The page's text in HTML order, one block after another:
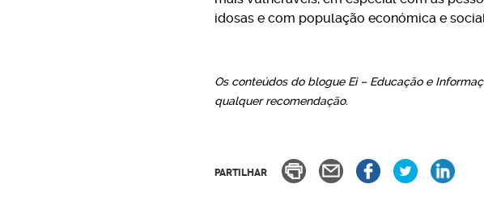
idosas e com população económica e
Os conteúdos do blogue Ei – Educação e
qualquer recomendação.
PARTILHAR